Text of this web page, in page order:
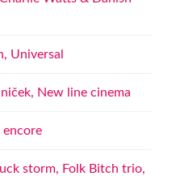
Universal
New line cinema
encore
storm, Folk Bitch trio,